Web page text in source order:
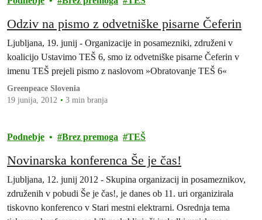
Odziv na pismo z odvetniške pisarne Čeferin
Ljubljana, 19. junij - Organizacije in posamezniki, združeni v
koalicijo Ustavimo TEŠ 6, smo iz odvetniške pisarne Čeferin v
imenu TEŠ prejeli pismo z naslovom »Obratovanje TEŠ 6«
Greenpeace Slovenia
19 junija, 2012
3 min branja
Podnebje Brez premoga TEŠ
Novinarska konferenca Še je čas!
Ljubljana, 12. junij 2012 - Skupina organizacij in posameznikov,
združenih v pobudi Še je čas!, je danes ob 11. uri organizirala
tiskovno konferenco v Stari mestni elektrarni. Osrednja tema